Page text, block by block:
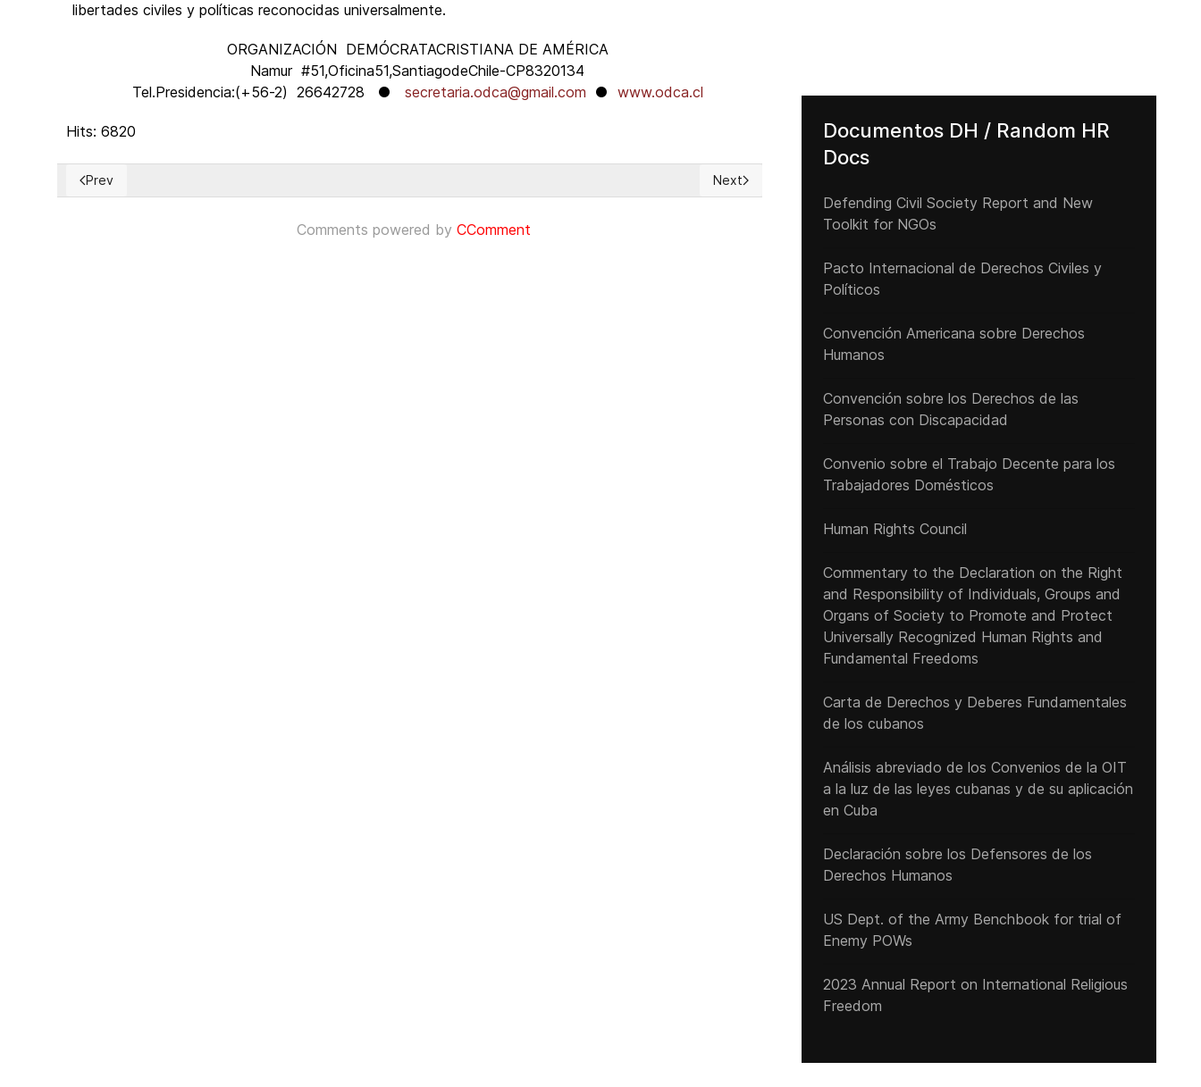
libertades civiles y políticas reconocidas universalmente.
ORGANIZACIÓN DEMÓCRATACRISTIANA DE AMÉRICA
Namur #51,Oficina51,SantiagodeChile-CP8320134
Tel.Presidencia:(+56-2) 26642728 ● secretaria.odca@gmail.com ● www.odca.cl
Hits: 6820
Previous article: Bután y su condenable violación de los derechos humanos
Prev Next article: Michelle Bachelet llega a Venezuela para constatar la grave crisis
Next
Comments powered byCComment
Documentos DH / Random HR
Docs
Defending Civil Society Report and New
Toolkit for NGOs
Pacto Internacional de Derechos Civiles y
Políticos
Convención Americana sobre Derechos
Humanos
Convención sobre los Derechos de las
Personas con Discapacidad
Convenio sobre el Trabajo Decente para los
Trabajadores Domésticos
Human Rights Council
Commentary to the Declaration on the Right
and Responsibility of Individuals, Groups and
Organs of Society to Promote and Protect
Universally Recognized Human Rights and
Fundamental Freedoms
Carta de Derechos y Deberes Fundamentales
de los cubanos
Análisis abreviado de los Convenios de la OIT
a la luz de las leyes cubanas y de su aplicación
en Cuba
Declaración sobre los Defensores de los
Derechos Humanos
US Dept. of the Army Benchbook for trial of
Enemy POWs
2023 Annual Report on International Religious
Freedom